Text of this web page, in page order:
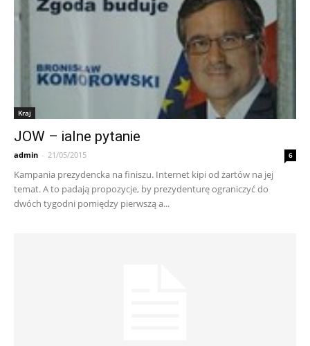
Kraj
JOW – ialne pytanie
admin - 21/05/2015 6
Kampania prezydencka na finiszu. Internet kipi od żartów na jej
temat. A to padają propozycje, by prezydenturę ograniczyć do
dwóch tygodni pomiędzy pierwszą a...